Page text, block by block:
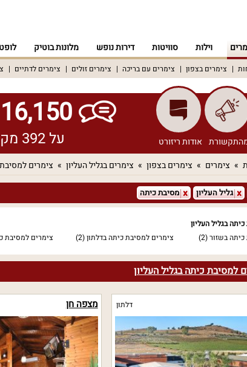
וילות סוויטות דירות נופש מלונות בוטיק
צימרים בצפון צימרים עם בריכה צימרים זולים צימרים לדתיים
אודות ריזורט
16,150 חוות דעת אמיתיות!
על 392 מקומות אירוח שונים ברחבי הארץ
צימרים צימרים בצפון צימרים בגליל העליון צימרים
גליל העליון מסיבת כיתה
בגליל העליון
בשזור(2) צימרים למסיבת כיתה בדלתון(2) צימרים למסיבת
למסיבת כיתה בגליל העליון
דלתון מצפה חן